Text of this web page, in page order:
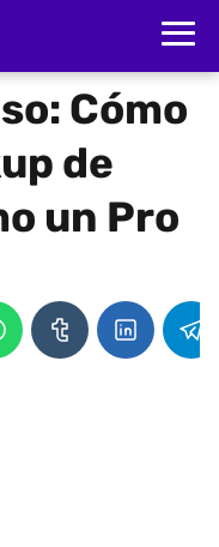
Cómo
de
un Pro